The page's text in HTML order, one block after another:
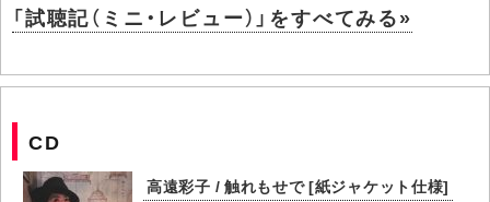
「試聴記（ミニ・レビュー）」をすべてみる»
CD
高遠彩子 / 触れもせで [紙ジャケット仕様]